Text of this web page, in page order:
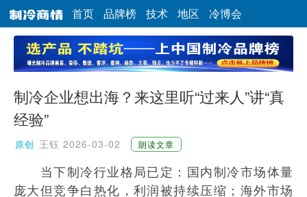
首页 品牌榜 技术 地区 冷博会
制冷企业想出海？来这里听“过来人”讲“真
经验”
原创 王钰 2026-03-02 朗读文章
当下制冷行业格局已定：国内制冷市场体量
庞大但竞争白热化，利润被持续压缩；海外市场